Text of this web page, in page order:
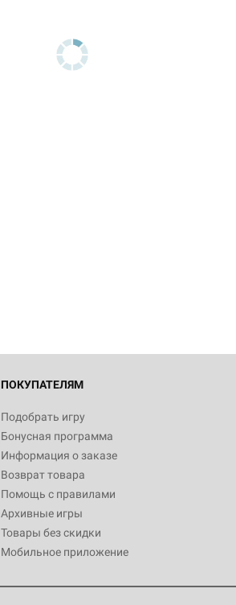
ПОКУПАТЕЛЯМ
Подобрать игру
Бонусная программа
Информация о заказе
Возврат товара
Помощь с правилами
Архивные игры
Товары без скидки
Мобильное приложение